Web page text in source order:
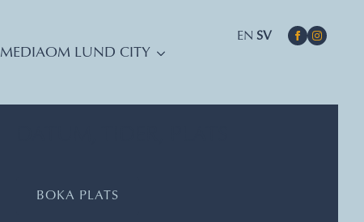
EN SV
MEDIAOM LUND CITY
BOKA PLATS